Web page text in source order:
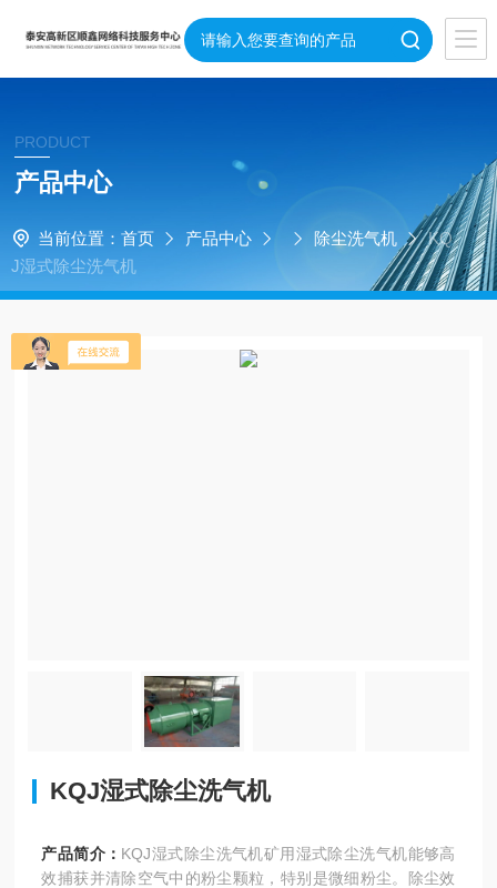
PRODUCT
产品中心
当前位置： 首页 产品中心 除尘洗气机
KQ
J湿式除尘洗气机
KQJ湿式除尘洗气机
产品简介： KQJ湿式除尘洗气机矿用湿式除尘洗气机能够高
效捕获并清除空气中的粉尘颗粒，特别是微细粉尘。除尘效